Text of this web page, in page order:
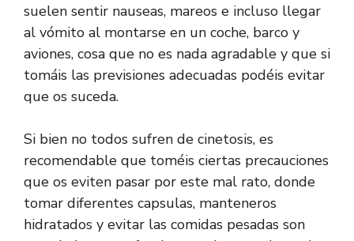
suelen sentir nauseas, mareos e incluso llegar
al vómito al montarse en un coche, barco y
aviones, cosa que no es nada agradable y que si
tomáis las previsiones adecuadas podéis evitar
que os suceda.
Si bien no todos sufren de cinetosis, es
recomendable que toméis ciertas precauciones
que os eviten pasar por este mal rato, donde
tomar diferentes capsulas, manteneros
hidratados y evitar las comidas pesadas son